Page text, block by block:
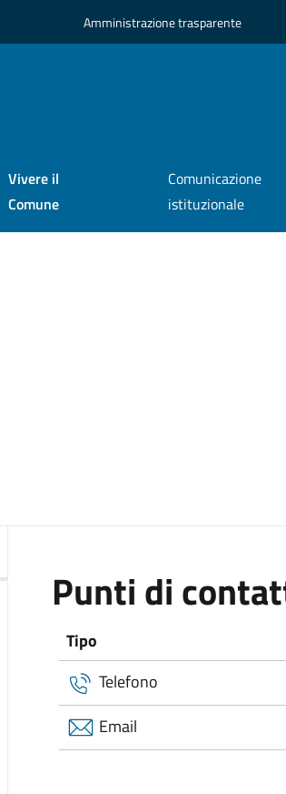
Amministrazione trasparente
Vivere il
Comune
Comunicazione
istituzionale
Punti di
Tipo
Telefono
Email